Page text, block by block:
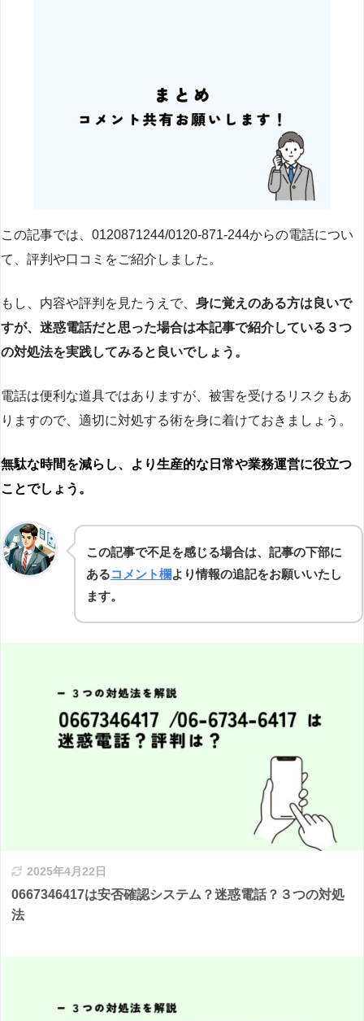
この記事では、0120871244/0120-871-244からの電話につい
て、評判や口コミをご紹介しました。
もし、内容や評判を見たうえで、 身に覚えのある方は良いで
すが、迷惑電話だと思った場合は本記事で紹介している３つ
の対処法を実践してみると良いでしょう。
電話は便利な道具ではありますが、被害を受けるリスクもあ
りますので、適切に対処する術を身に着けておきましょう。
無駄な時間を減らし、より生産的な日常や業務運営に役立つ
ことでしょう。
この記事で不足を感じる場合は、記事の下部に
あるコメント欄より情報の追記をお願いいたし
ます。
2025年4月22日
0667346417は安否確認システム？迷惑電話？３つの対処
法